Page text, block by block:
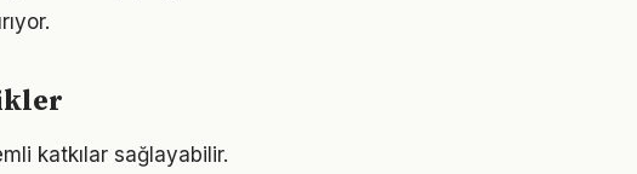
katkılar sağlayabilir.